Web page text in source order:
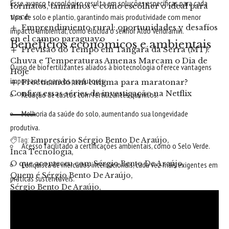
formatos, tamanhos e como escolher o ideal para
você
Emprendimiento rural: oportunidades y desafíos
en el campo paraguayo
Previsão do Tempo em Tangará da Serra (MT):
Chuva e Temperaturas Amenas Marcam o Dia de
Hoje
Procurando um enigma para maratonar?
Confira essas séries de investigação na Netflix
Tag: Empresário Sérgio Bento De Araújo
Inca Tecnologia
O que aconteceu com Sérgio Bento De Araújo
Quem é Sérgio Bento De Araújo
Sérgio Bento De Araújo
Esse avanço tecnológico resulta em soluções específicas para cada
tipo de solo e plantio, garantindo mais produtividade com menor
impacto ambiental, como elucida o senhor Aldo Vendramin.
Benefícios econômicos e ambientais
O uso de biofertilizantes aliados à biotecnologia oferece vantagens
importantes para os produtores:
Redução de custos com fertilizantes químicos.
Melhoria da saúde do solo, aumentando sua longevidade
produtiva.
Acesso facilitado a certificações ambientais, como o Selo Verde.
Conquista de mercados internacionais, cada vez mais exigentes em
práticas sustentáveis.